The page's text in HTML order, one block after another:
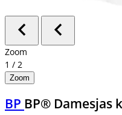
Zoom
1 / 2
Zoom
BP BP® Damesjas